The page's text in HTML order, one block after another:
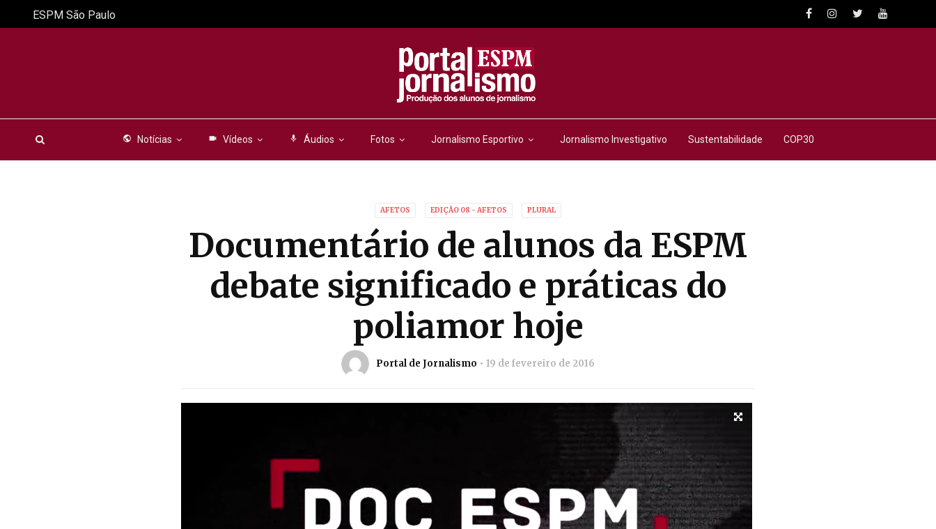
public Notícias videocam Vídeos mic Áudios Fotos Jornalismo Esportivo Jornalismo Investigativo Sustentabilidade COP30
ESPM São Paulo
AFETOS EDIÇÃO 08 - AFETOS PLURAL
Documentário de alunos da ESPM
debate significado e práticas do
poliamor hoje
Portal de Jornalismo 19 de fevereiro de 2016